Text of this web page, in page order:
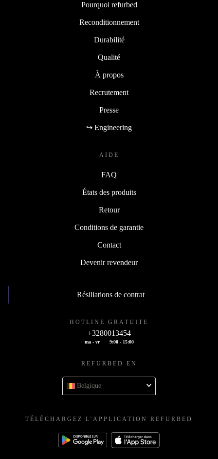
Pourquoi refurbed
Reconditionnement
Durabilité
Qualité
À propos
Recrutement
Presse
↪ Engineering
AIDE
FAQ
États des produits
Retour
Conditions de garantie
Contact
Devenir revendeur
Résiliations de contrat
HOTLINE GRATUITE
+3280013454
ma - vr 9:00 - 15:00
REFURBED EN
Belgique
TÉLÉCHARGEZ L'APPLICATION REFURBED